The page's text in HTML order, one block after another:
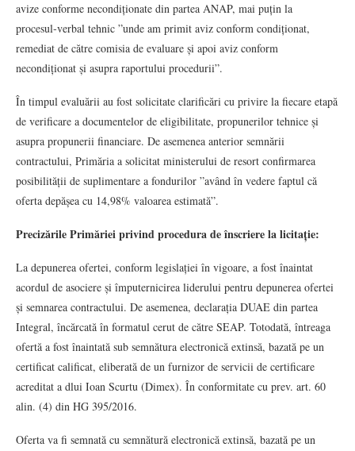
avize conforme necondiționate din partea ANAP, mai puțin la
procesul‑verbal tehnic ”unde am primit aviz conform condiționat,
remediat de către comisia de evaluare și apoi aviz conform
necondiționat și asupra raportului procedurii”.
În timpul evaluării au fost solicitate clarificări cu privire la fiecare etapă
de verificare a documentelor de eligibilitate, propunerilor tehnice și
asupra propunerii financiare. De asemenea anterior semnării
contractului, Primăria a solicitat ministerului de resort confirmarea
posibilității de suplimentare a fondurilor ”având în vedere faptul că
oferta depășea cu 14,98% valoarea estimată”.
Precizările Primăriei privind procedura de înscriere la licitație:
La depunerea ofertei, conform legislației în vigoare, a fost înaintat
acordul de asociere și împuternicirea liderului pentru depunerea ofertei
și semnarea contractului. De asemenea, declarația DUAE din partea
Integral, încărcată în formatul cerut de către SEAP. Totodată, întreaga
ofertă a fost înaintată sub semnătura electronică extinsă, bazată pe un
certificat calificat, eliberată de un furnizor de servicii de certificare
acreditat a dlui Ioan Scurtu (Dimex). În conformitate cu prev. art. 60
alin. (4) din HG 395/2016.
Oferta va fi semnată cu semnătură electronică extinsă, bazată pe un